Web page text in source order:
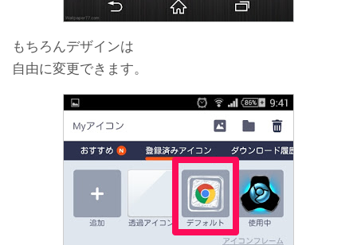
もちろんデザインは
自由に変更できます。